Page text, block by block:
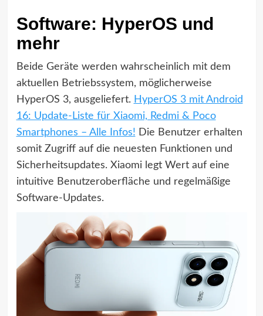
Software: HyperOS und
mehr
Beide Geräte werden wahrscheinlich mit dem
aktuellen Betriebssystem, möglicherweise
HyperOS 3, ausgeliefert. HyperOS 3 mit Android
16: Update-Liste für Xiaomi, Redmi & Poco
Smartphones – Alle Infos! Die Benutzer erhalten
somit Zugriff auf die neuesten Funktionen und
Sicherheitsupdates. Xiaomi legt Wert auf eine
intuitive Benutzeroberfläche und regelmäßige
Software-Updates.